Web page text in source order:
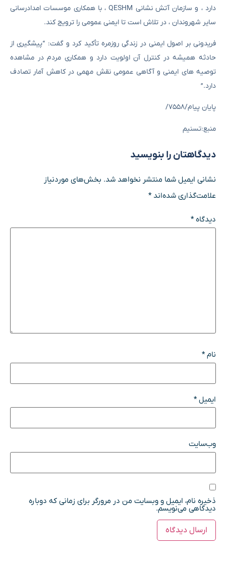
دارد ، و سازمان آتش نشانی QESHM ، با همکاری موسسات امدادرسانی
سایر شهروندان ، در تلاش است تا ایمنی عمومی را ترویج کند.
فریدونی بر اصول ایمنی در زندگی روزمره تأکید کرد و گفت: “پیشگیری از
حادثه همیشه در کنترل آن اولویت دارد و همکاری مردم در مشاهده
توصیه های ایمنی و آگاهی عمومی نقش مهمی در کاهش آمار تصادف
دارد.”
پایان پیام/۷۵۵۸/
منبع:تسنیم
دیدگاهتان را بنویسید
نشانی ایمیل شما منتشر نخواهد شد. بخش‌های موردنیاز
علامت‌گذاری شده‌اند*
دیدگاه*
نام*
ایمیل*
وب‌سایت
ذخیره نام، ایمیل و وبسایت من در مرورگر برای زمانی که دوباره
دیدگاهی می‌نویسم.